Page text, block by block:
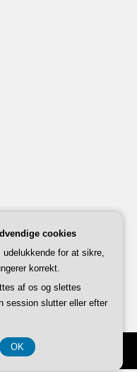
by WordPress
cookies
udelukkende for at sikre,
korrekt.
af os og slettes
session slutter eller efter
OK